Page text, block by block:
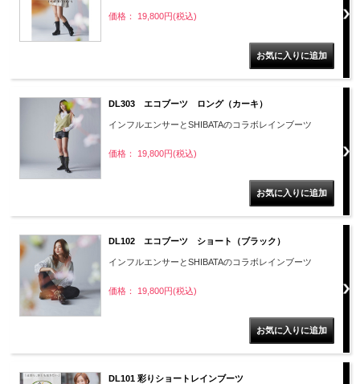
価格： 19,800円(税込)
DL303 エコブーツ ロング（カーキ）
インフルエンサーとSHIBATAのコラボレインブーツ
価格： 19,800円(税込)
DL102 エコブーツ ショート（ブラック）
インフルエンサーとSHIBATAのコラボレインブーツ
価格： 19,800円(税込)
DL101 彩りショートレインブーツ